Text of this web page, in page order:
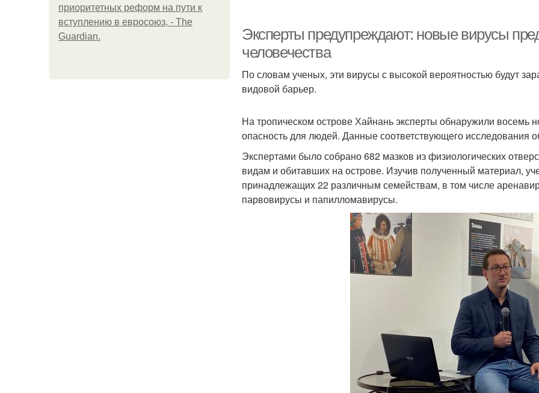
приоритетных реформ на пути к
вступлению в евросоюз, - The
Guardian.
Эксперты предупреждают: новые вирусы
человечества
По словам ученых, эти вирусы с высокой вероятностью будут
видовой барьер.
На тропическом острове Хайнань эксперты обнаружили
опасность для людей. Данные соответствующего
Экспертами было собрано 682 мазков из физиологических
видам и обитавших на острове. Изучив полученный материал,
принадлежащих 22 различным семействам, в том числе
парвовирусы и папилломавирусы.